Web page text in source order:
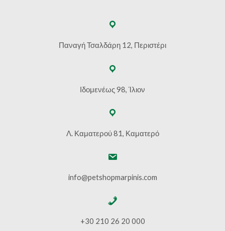
Παναγή Τσαλδάρη 12, Περιστέρι
Ιδομενέως 98, Ίλιον
Λ. Καματερού 81, Καματερό
info@petshopmarpinis.com
+30 210 26 20 000